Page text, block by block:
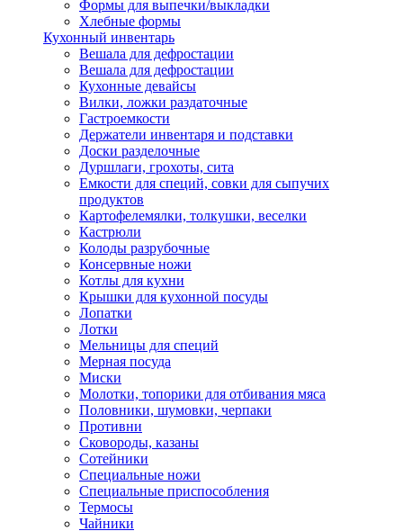
Формы для выпечки/выкладки
Хлебные формы
Кухонный инвентарь
Вешала для дефростации
Вешала для дефростации
Кухонные девайсы
Вилки, ложки раздаточные
Гастроемкости
Держатели инвентаря и подставки
Доски разделочные
Дуршлаги, грохоты, сита
Емкости для специй, совки для сыпучих
продуктов
Картофелемялки, толкушки, веселки
Кастрюли
Колоды разрубочные
Консервные ножи
Котлы для кухни
Крышки для кухонной посуды
Лопатки
Лотки
Мельницы для специй
Мерная посуда
Миски
Молотки, топорики для отбивания мяса
Половники, шумовки, черпаки
Противни
Сковороды, казаны
Сотейники
Специальные ножи
Специальные приспособления
Термосы
Чайники